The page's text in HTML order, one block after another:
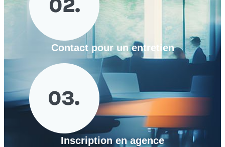
Contact pour un entretien
Inscription en agence